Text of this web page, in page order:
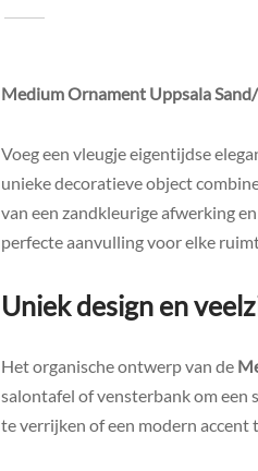
Medium Ornament Uppsala
Voeg een vleugje eigentijdse
unieke decoratieve object
van een zandkleurige afwerking
perfecte aanvulling voor elke
Uniek design en
Het organische ontwerp van de
salontafel of vensterbank om
te verrijken of een modern accent